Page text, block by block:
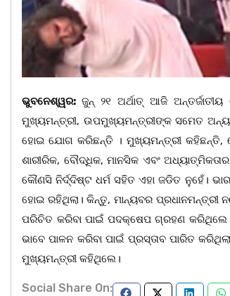
ଭୁବନେଶ୍ୱର: ଜୁନ୍ ୨୧ ଅର୍ଥାତ୍ ଆଜି
ମୁଖ୍ୟମନ୍ତ୍ରୀ, ଉପମୁଖ୍ୟମନ୍ତ୍ରୀଙ୍କ ସମେତ ଅନ୍ୟ
ହୋଇ ଯୋଗ କରିଛନ୍ତି । ମୁଖ୍ୟମନ୍ତ୍ରୀ କହିଛନ୍ତି,
ଶାରୀରିକ, ବୌଦ୍ଧିକ, ମାନସିକ ଏବଂ
କୌଣସି ନିର୍ଦ୍ଦିଷ୍ଟ ଧର୍ମ ସହିତ ଏହା ଜଡିତ ନୁହେଁ।
ହୋଇ ରହିଥିଲା। କିନ୍ତୁ, ମାନ୍ୟବର ପ୍ରଧାନମନ୍ତ୍ରୀ
ପରିଚିତ କରିବା ପାଇଁ ପଦକ୍ଷେପ ଗ୍ରହଣ କରିଥିଲେ।
ଭାବେ ପାଳନ କରିବା ପାଇଁ ପ୍ରସ୍ତାବ ପାରିତ
ମୁଖ୍ୟମନ୍ତ୍ରୀ କହିଥିଲେ।
Social Share On: